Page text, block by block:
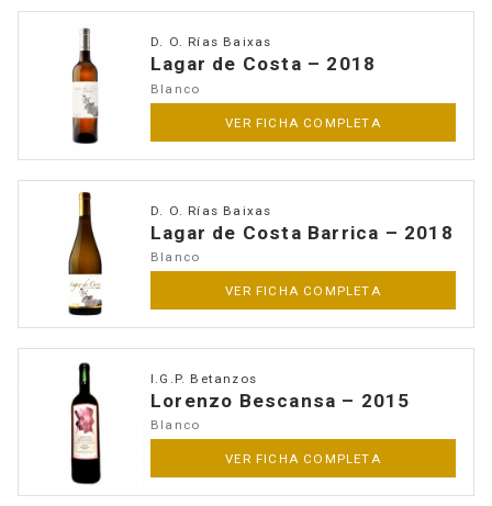
Anúnciate
D. O. Rías Baixas
Lagar de Costa – 2018
Blanco
VER FICHA COMPLETA
D. O. Rías Baixas
Lagar de Costa Barrica – 2018
Blanco
VER FICHA COMPLETA
I.G.P. Betanzos
Lorenzo Bescansa – 2015
Blanco
VER FICHA COMPLETA